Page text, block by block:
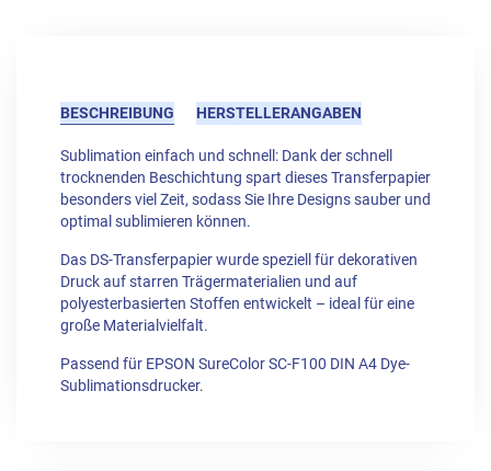
BESCHREIBUNG HERSTELLERANGABEN
Sublimation einfach und schnell: Dank der schnell
trocknenden Beschichtung spart dieses Transferpapier
besonders viel Zeit, sodass Sie Ihre Designs sauber und
optimal sublimieren können.
Das DS-Transferpapier wurde speziell für dekorativen
Druck auf starren Trägermaterialien und auf
polyesterbasierten Stoffen entwickelt – ideal für eine
große Materialvielfalt.
Passend für EPSON SureColor SC-F100 DIN A4 Dye-
Sublimationsdrucker.